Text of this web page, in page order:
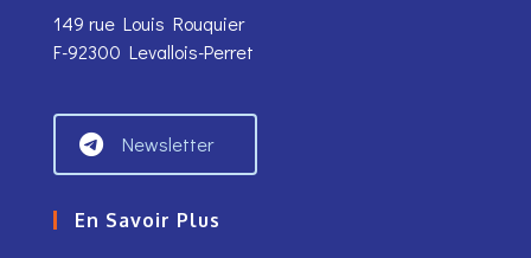
149 rue Louis Rouquier
F-92300 Levallois-Perret
Newsletter
En Savoir Plus